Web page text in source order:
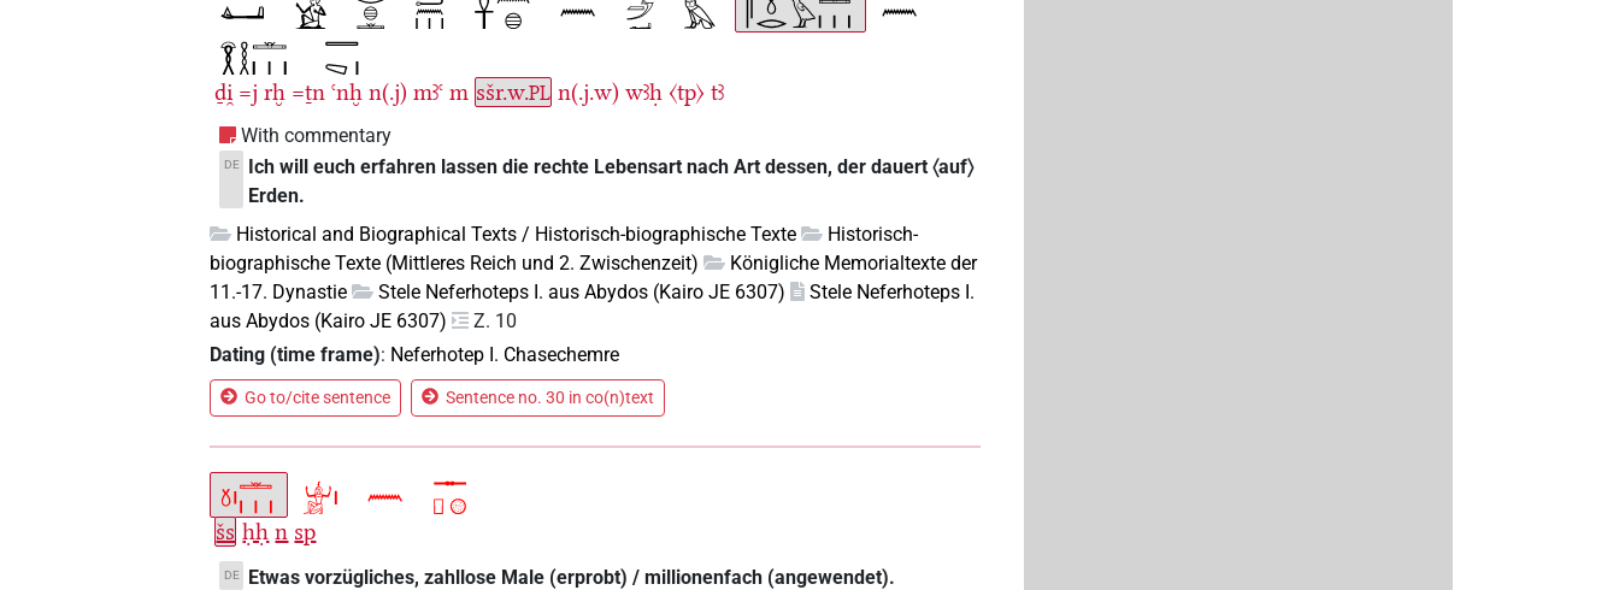
ḏi̯ =j rḫ =ṯn ꜥnḫ n(.j) mꜣꜥ m sšr.w.PL n(.j.w) wꜣḥ 〈tp〉 tꜣ
With commentary
DE
Ich will euch erfahren lassen die rechte Lebensart nach Art dessen, der dauert 〈auf〉
Erden.
Historical and Biographical Texts / Historisch-biographische Texte
Historisch-
biographische Texte (Mittleres Reich und 2. Zwischenzeit)
Königliche Memorialtexte der
11.-17. Dynastie
Stele Neferhoteps I. aus Abydos (Kairo JE 6307)
Stele Neferhoteps I.
aus Abydos (Kairo JE 6307)
Z. 10
Dating (time frame): Neferhotep I. Chasechemre
Go to/cite sentence Sentence no. 30 in co(n)text
šs ḥḥ n sp
DE
Etwas vorzügliches, zahllose Male (erprobt) / millionenfach (angewendet).